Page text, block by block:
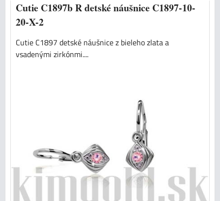
Cutie C1897b R detské náušnice C1897-10-
20-X-2
Cutie C1897 detské náušnice z bieleho zlata a
vsadenými zirkónmi....